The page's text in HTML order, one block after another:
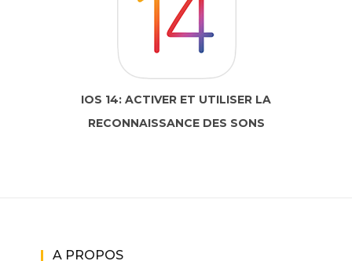
IOS 14: ACTIVER ET UTILISER LA
RECONNAISSANCE DES SONS
A PROPOS